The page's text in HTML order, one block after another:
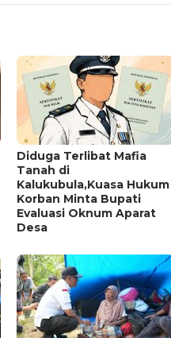
Diduga Terlibat Mafia
Tanah di
Kalukubula,Kuasa Hukum
Korban Minta Bupati
Evaluasi Oknum Aparat
Desa